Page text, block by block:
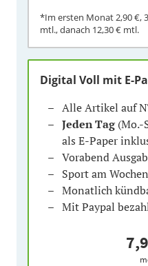
*Im ersten Monat2,90 €,
mtl., danach 12,30 € mtl.
Digital Voll mit E-
Alle Artikel auf
Jeden Tag(Mo.-
als E-Paper
Vorabend
Sport am
Monatlich
Mit Paypal